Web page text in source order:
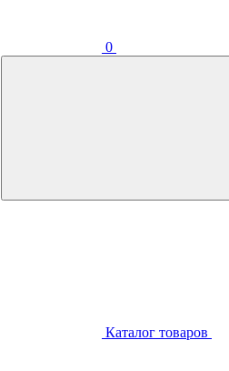
0
Каталог товаров